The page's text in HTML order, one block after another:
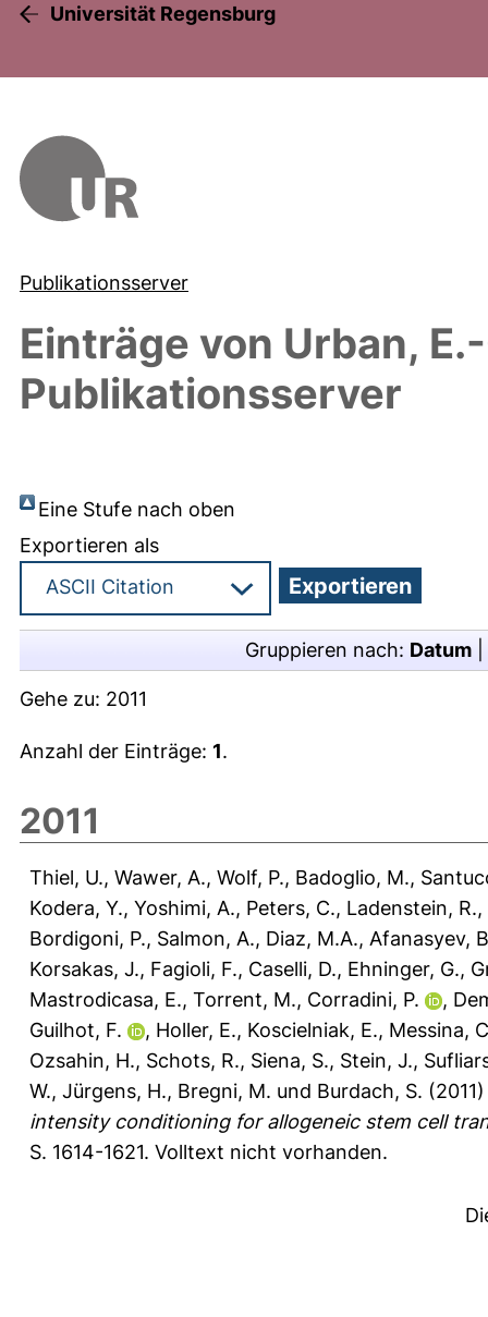
Universität Regensburg
Publikationsserver
Einträge von Urban,
Publikationsserver
Eine Stufe nach oben
Exportieren als
Gruppieren nach: Datum
Gehe zu: 2011
Anzahl der Einträge: 1.
2011
Thiel, U., Wawer, A., Wolf, P., Badoglio, M.,
Kodera, Y., Yoshimi, A., Peters, C., Ladenstein, R.,
Bordigoni, P., Salmon, A., Diaz, M.A., Afanasyev,
Korsakas, J., Fagioli, F., Caselli, D., Ehninger, G.,
Mastrodicasa, E., Torrent, M., Corradini, P. ,
Guilhot, F.
, Holler, E., Koscielniak, E., Messina,
Ozsahin, H., Schots, R., Siena, S., Stein, J.,
W., Jürgens, H., Bregni, M. und Burdach, S.
intensity conditioning for allogeneic stem cell
S. 1614-1621. Volltext nicht vorhanden.